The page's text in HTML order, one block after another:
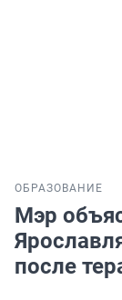
ОБРАЗОВАНИЕ
Мэр
после